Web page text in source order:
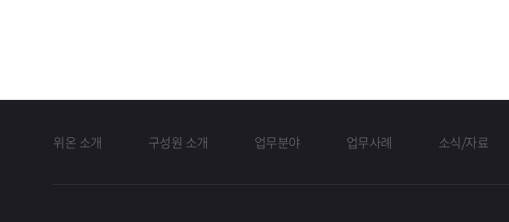
위온 소개 구성원 소개 업무분야 업무사례 소식/자료